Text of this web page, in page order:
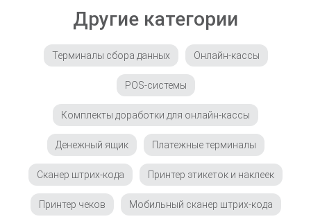
Другие категории
Терминалы сбора данных Онлайн-кассы
POS-системы
Комплекты доработки для онлайн-кассы
Денежный ящик Платежные терминалы
Сканер штрих-кода Принтер этикеток и наклеек
Принтер чеков Мобильный сканер штрих-кода